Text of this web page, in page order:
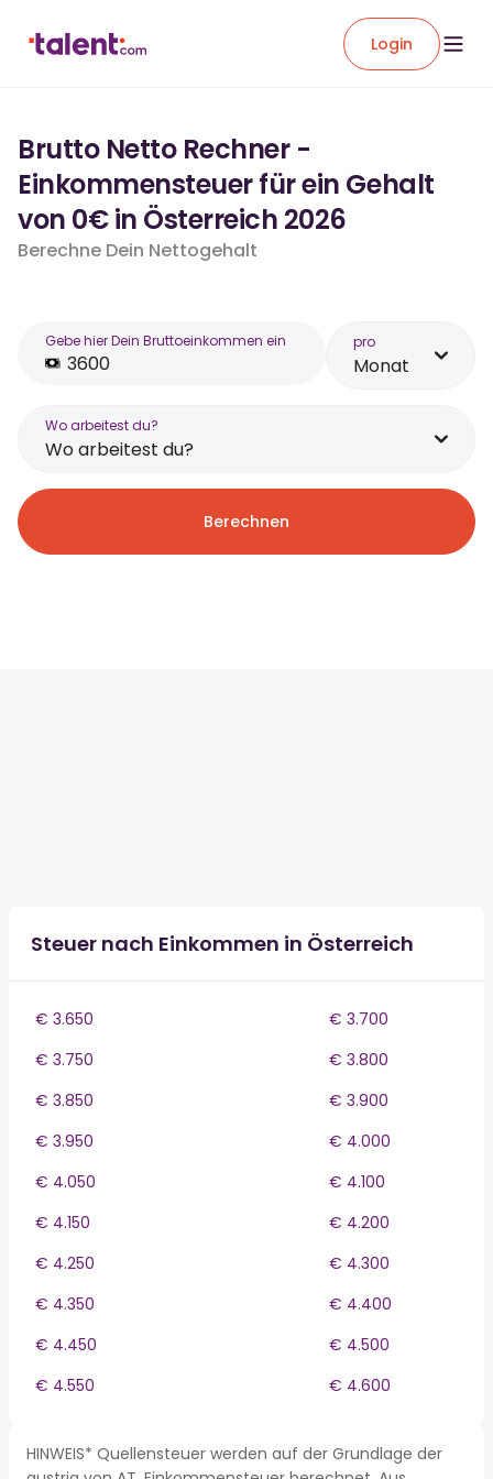
Login
Brutto Netto Rechner -
Einkommensteuer für ein Gehalt
von 0€ in Österreich 2026
Berechne Dein Nettogehalt
Gebe hier Dein Bruttoeinkommen ein pro
Monat
Wo arbeitest du?
Wo arbeitest du?
Berechnen
Steuer nach Einkommen in Österreich
€ 3.650
€ 3.700
€ 3.750
€ 3.800
€ 3.850
€ 3.900
€ 3.950
€ 4.000
€ 4.050
€ 4.100
€ 4.150
€ 4.200
€ 4.250
€ 4.300
€ 4.350
€ 4.400
€ 4.450
€ 4.500
€ 4.550
€ 4.600
HINWEIS* Quellensteuer werden auf der Grundlage der